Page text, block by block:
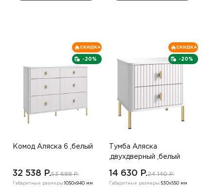
-20%
СКИДКА
Комод Аляска 6 ,белый
32 538 P.53 688 P.
Габаритные размеры: 1050х940 мм
-20%
СКИДКА
Тумба Аляска
,двухдверный ,белый
14 630 P.24 140 P.
Габаритные размеры:530х550 мм